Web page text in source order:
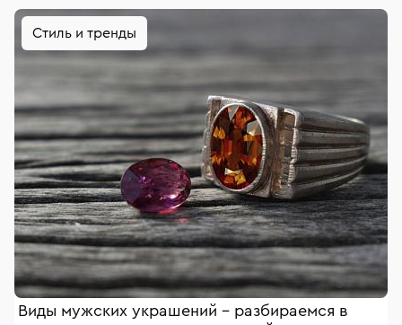
Стиль и тренды
Виды мужских украшений – разбираемся в